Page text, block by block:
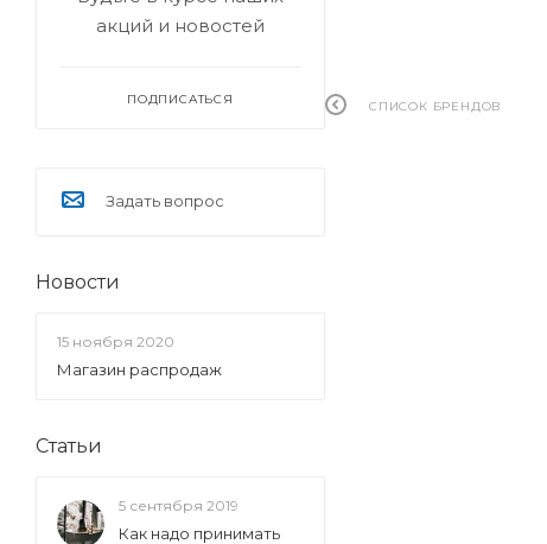
СПИСОК БРЕНДОВ
акций и новостей
ПОДПИСАТЬСЯ
Задать вопрос
Новости
15 ноября 2020
Магазин распродаж
Статьи
5 сентября 2019
Как надо принимать